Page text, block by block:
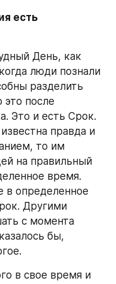
есть
День, как
люди познали
разделить
после
Это и есть Срок.
правда и
то им
на правильный
время.
в определенное
Другими
с момента
бы,
в свое время и